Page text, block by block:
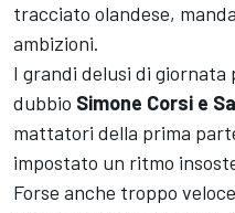
tracciato olandese,
ambizioni.
I grandi delusi di giornata
dubbio Simone Corsi e
mattatori della prima
impostato un ritmo
Forse anche troppo